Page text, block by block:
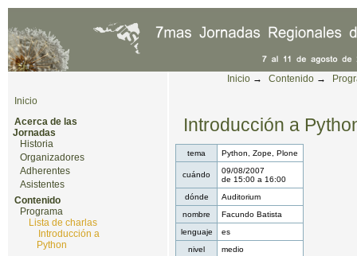
Cambiar a contenido.|Saltar a navegación
Herramientas Personales
Inicio → Contenido →
Introducción a
tema Python, Zope, Plone
cuándo
09/08/2007
de 15:00a 16:00
dónde
Auditorium
nombre
Facundo Batista
lenguaje
es
nivel
medio
Inicio
Acerca de las
Jornadas
Historia
Organizadores
Adherentes
Asistentes
Contenido
Programa
Lista de charlas
Introducción a
Python